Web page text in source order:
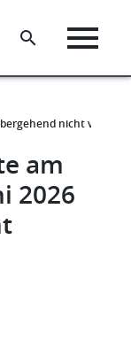
nicht
am
2026